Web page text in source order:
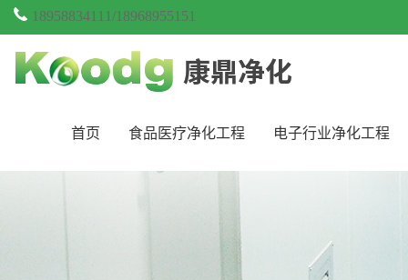
18958834111/18968955151
首页 食品医疗净化工程 电子行业净化工程